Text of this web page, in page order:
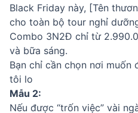
Black Friday này, [Tên
cho toàn bộ tour nghỉ
Combo 3N2Đ chỉ từ
và bữa sáng.
Bạn chỉ cần chọn nơi muốn
tôi lo
Mẫu 2:
Nếu được “trốn việc” vài